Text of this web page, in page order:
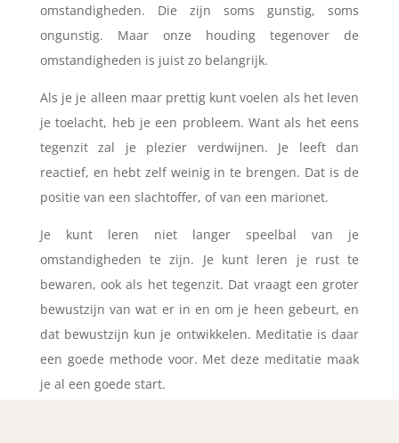
omstandigheden. Die zijn soms gunstig, soms
ongunstig. Maar onze houding tegenover de
omstandigheden is juist zo belangrijk.
Als je je alleen maar prettig kunt voelen als het leven
je toelacht, heb je een probleem. Want als het eens
tegenzit zal je plezier verdwijnen. Je leeft dan
reactief, en hebt zelf weinig in te brengen. Dat is de
positie van een slachtoffer, of van een marionet.
Je kunt leren niet langer speelbal van je
omstandigheden te zijn. Je kunt leren je rust te
bewaren, ook als het tegenzit. Dat vraagt een groter
bewustzijn van wat er in en om je heen gebeurt, en
dat bewustzijn kun je ontwikkelen. Meditatie is daar
een goede methode voor. Met deze meditatie maak
je al een goede start.